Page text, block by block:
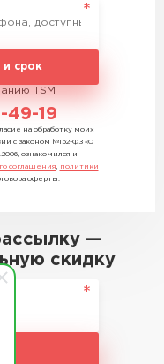
и срок
TSM
49-19
на обработку моих
с законом №152-ФЗ «О
ознакомился и
соглашения
политики
оферты.
—
скидку